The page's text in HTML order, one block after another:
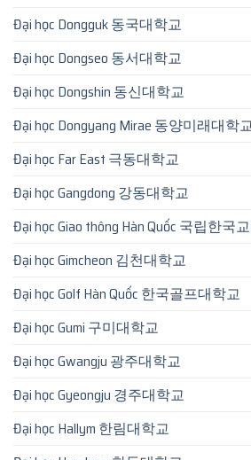
Đại học Dongguk 동국대학교
Đại học Dongseo 동서대학교
Đại học Dongshin 동신대학교
Đại học Dongyang Mirae 동양미래대학
Đại học Far East 극동대학교
Đại học Gangdong 강동대학교
Đại học Giao thông Hàn Quốc 국립한국
Đại học Gimcheon 김천대학교
Đại học Golf Hàn Quốc 한국골프대학교
Đại học Gumi 구미대학교
Đại học Gwangju 광주대학교
Đại học Gyeongju 경주대학교
Đại học Hallym 한림대학교